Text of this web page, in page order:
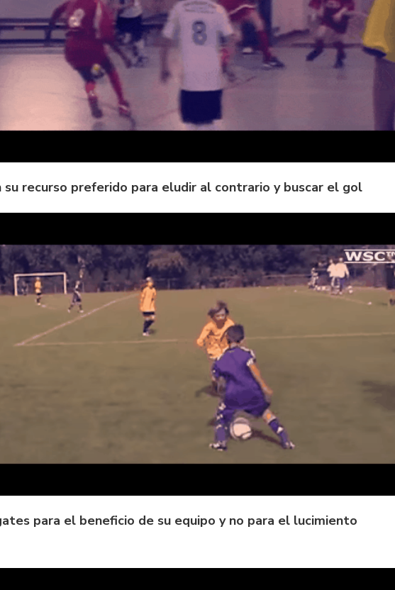
su recurso preferido para eludir al contrario y buscar el gol
para el beneficio de su equipo y no para el lucimiento